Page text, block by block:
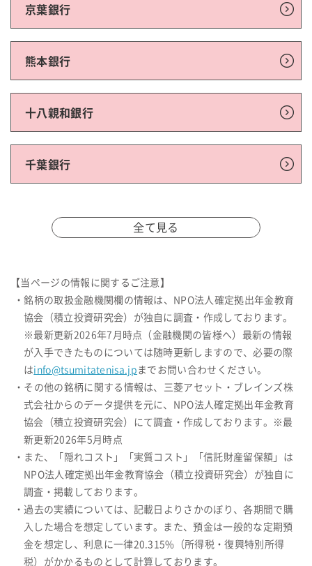
京葉銀行
熊本銀行
十八親和銀行
千葉銀行
全て見る
【当ページの情報に関するご注意】
・銘柄の取扱金融機関欄の情報は、NPO法人確定拠出年金教育
協会（積立投資研究会）が独自に調査・作成しております。
※最新更新2026年7月時点（金融機関の皆様へ）最新の情報
が入手できたものについては随時更新しますので、必要の際
はinfo@tsumitatenisa.jp までお問い合わせください。
・その他の銘柄に関する情報は、三菱アセット・ブレインズ株
式会社からのデータ提供を元に、NPO法人確定拠出年金教育
協会（積立投資研究会）にて調査・作成しております。※最
新更新2026年5月時点
・また、「隠れコスト」「実質コスト」「信託財産留保額」は
NPO法人確定拠出年金教育協会（積立投資研究会）が独自に
調査・掲載しております。
・過去の実績については、記載日よりさかのぼり、各期間で購
入した場合を想定しています。また、預金は一般的な定期預
金を想定し、利息に一律20.315%（所得税・復興特別所得
税）がかかるものとして計算しております。